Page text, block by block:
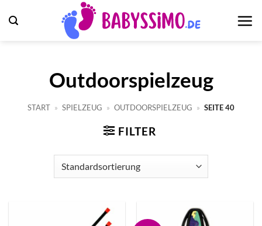
Inhalt
Outdoorspielzeug
START » SPIELZEUG » OUTDOORSPIELZEUG » SEITE 40
FILTER